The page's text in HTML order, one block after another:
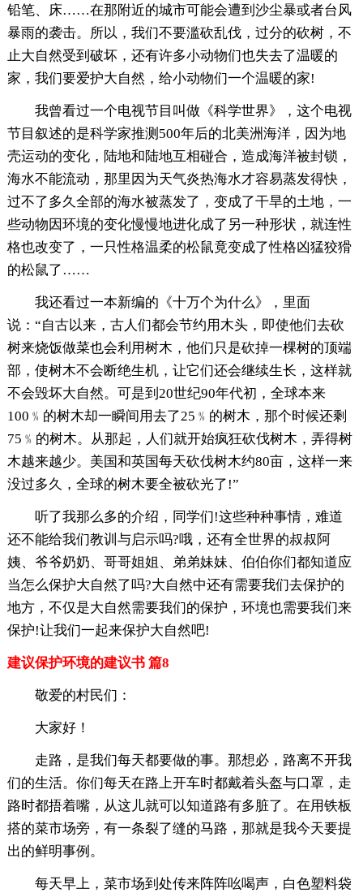
铅笔、床……在那附近的城市可能会遭到沙尘暴或者台风
暴雨的袭击。所以，我们不要滥砍乱伐，过分的砍树，不
止大自然受到破坏，还有许多小动物们也失去了温暖的
家，我们要爱护大自然，给小动物们一个温暖的家!
我曾看过一个电视节目叫做《科学世界》，这个电视
节目叙述的是科学家推测500年后的北美洲海洋，因为地
壳运动的变化，陆地和陆地互相碰合，造成海洋被封锁，
海水不能流动，那里因为天气炎热海水才容易蒸发得快，
过不了多久全部的海水被蒸发了，变成了干旱的土地，一
些动物因环境的变化慢慢地进化成了另一种形状，就连性
格也改变了，一只性格温柔的松鼠竟变成了性格凶猛狡猾
的松鼠了……
我还看过一本新编的《十万个为什么》，里面
说：“自古以来，古人们都会节约用木头，即使他们去砍
树来烧饭做菜也会利用树木，他们只是砍掉一棵树的顶端
部，使树木不会断绝生机，让它们还会继续生长，这样就
不会毁坏大自然。可是到20世纪90年代初，全球本来
100﹪的树木却一瞬间用去了25﹪的树木，那个时候还剩
75﹪的树木。从那起，人们就开始疯狂砍伐树木，弄得树
木越来越少。美国和英国每天砍伐树木约80亩，这样一来
没过多久，全球的树木要全被砍光了!”
听了我那么多的介绍，同学们!这些种种事情，难道
还不能给我们教训与启示吗?哦，还有全世界的叔叔阿
姨、爷爷奶奶、哥哥姐姐、弟弟妹妹、伯伯你们都知道应
当怎么保护大自然了吗?大自然中还有需要我们去保护的
地方，不仅是大自然需要我们的保护，环境也需要我们来
保护!让我们一起来保护大自然吧!
建议保护环境的建议书 篇8
敬爱的村民们：
大家好！
走路，是我们每天都要做的事。那想必，路离不开我
们的生活。你们每天在路上开车时都戴着头盔与口罩，走
路时都捂着嘴，从这儿就可以知道路有多脏了。在用铁板
搭的菜市场旁，有一条裂了缝的马路，那就是我今天要提
出的鲜明事例。
每天早上，菜市场到处传来阵阵吆喝声，白色塑料袋